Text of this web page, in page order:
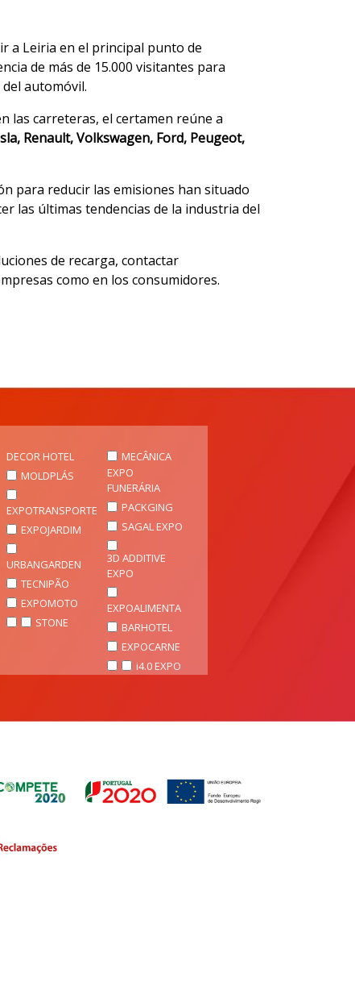
a Leiria en el principal punto de
de más de 15.000 visitantes para
automóvil.
las carreteras, el certamen reúne a
Renault, Volkswagen, Ford, Peugeot,
para reducir las emisiones han situado
las últimas tendencias de la industria del
de recarga, contactar
como en los consumidores.
DECOR HOTEL
MOLDPLÁS
EXPOTRANSPORTE
EXPOJARDIM
URBANGARDEN
TECNIPÃO
EXPOMOTO
STONE
MECÂNICA
EXPO
FUNERÁRIA
PACKGING
SAGAL EXPO
3D ADDITIVE
EXPO
EXPOALIMENTA
BARHOTEL
EXPOCARNE
i4.0 EXPO